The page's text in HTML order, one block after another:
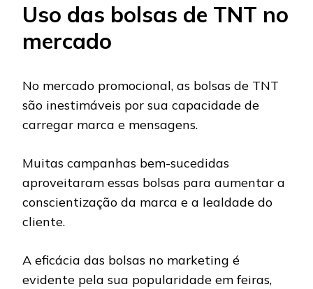
Uso das bolsas de TNT no
mercado
No mercado promocional, as bolsas de TNT
são inestimáveis por sua capacidade de
carregar marca e mensagens.
Muitas campanhas bem-sucedidas
aproveitaram essas bolsas para aumentar a
conscientização da marca e a lealdade do
cliente.
A eficácia das bolsas no marketing é
evidente pela sua popularidade em feiras,